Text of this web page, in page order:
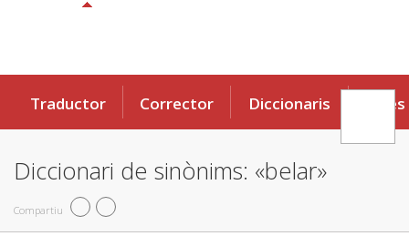
Traductor Corrector Diccionaris Eines
Diccionari de sinònims: «belar»
Compartiu